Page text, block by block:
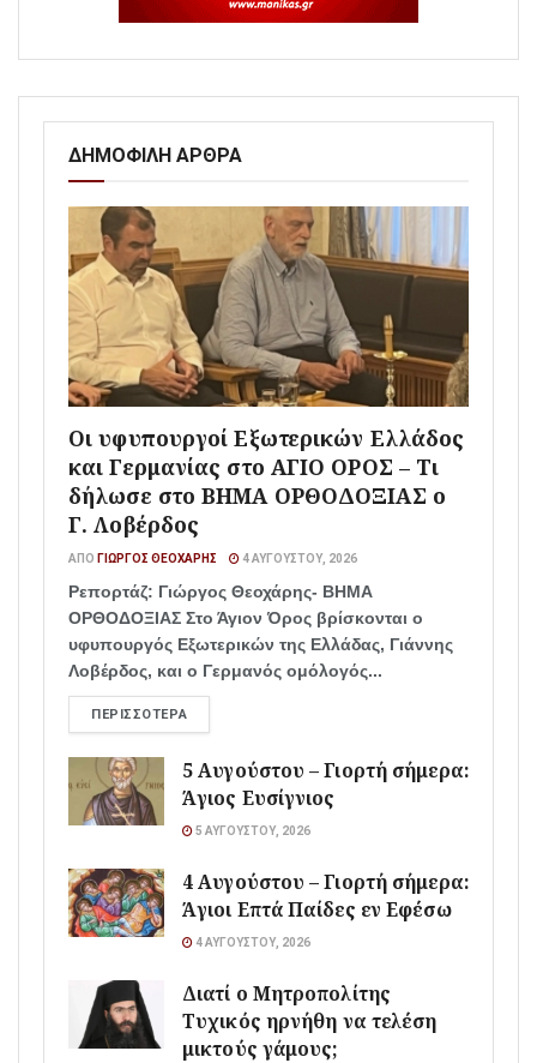
ΔΗΜΟΦΙΛΗ ΑΡΘΡΑ
Οι υφυπουργοί Εξωτερικών Ελλάδος
και Γερμανίας στο ΑΓΙΟ ΟΡΟΣ – Τι
δήλωσε στο ΒΗΜΑ ΟΡΘΟΔΟΞΙΑΣ ο
Γ. Λοβέρδος
ΑΠΌ ΓΙΏΡΓΟΣ ΘΕΟΧΆΡΗΣ 4 ΑΥΓΟΎΣΤΟΥ, 2026
Ρεπορτάζ: Γιώργος Θεοχάρης- ΒΗΜΑ
ΟΡΘΟΔΟΞΙΑΣ Στο Άγιον Όρος βρίσκονται ο
υφυπουργός Εξωτερικών της Ελλάδας, Γιάννης
Λοβέρδος, και ο Γερμανός ομόλογός...
ΠΕΡΙΣΣΌΤΕΡΑ
5 Αυγούστου – Γιορτή σήμερα:
Άγιος Ευσίγνιος
5 ΑΥΓΟΎΣΤΟΥ, 2026
4 Αυγούστου – Γιορτή σήμερα:
Άγιοι Επτά Παίδες εν Εφέσω
4 ΑΥΓΟΎΣΤΟΥ, 2026
Διατί ο Μητροπολίτης
Τυχικός ηρνήθη να τελέση
μικτούς γάμους;